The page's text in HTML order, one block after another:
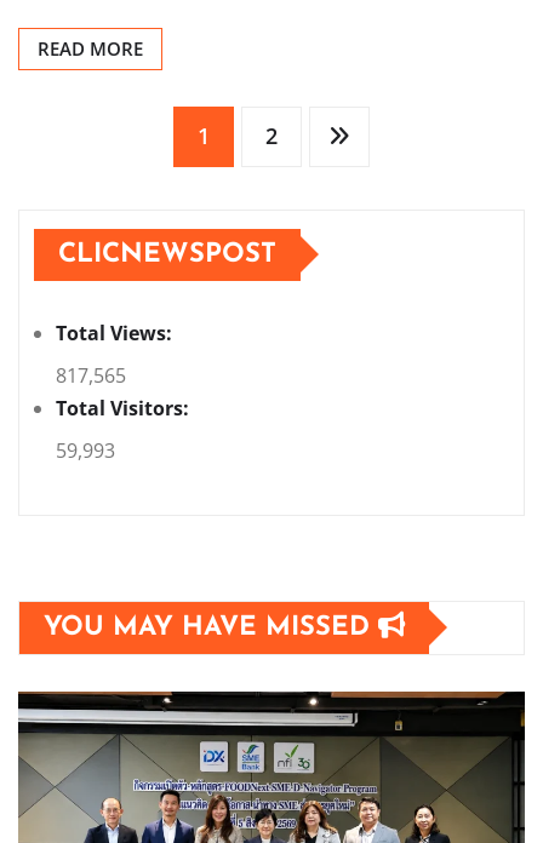
READ MORE
1 2
CLICNEWSPOST
Total Views:
817,565
Total Visitors:
59,993
YOU MAY HAVE MISSED